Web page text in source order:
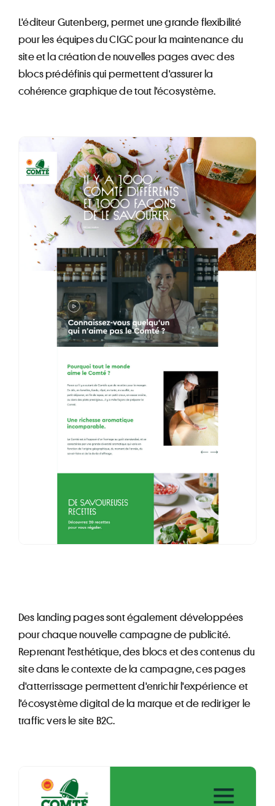
L'éditeur Gutenberg, permet une grande flexibilité
pour les équipes du CIGC pour la maintenance du
site et la création de nouvelles pages avec des
blocs prédéfinis qui permettent d'assurer la
cohérence graphique de tout l'écosystème.
Des landing pages sont également développées
pour chaque nouvelle campagne de publicité.
Reprenant l'esthétique, des blocs et des contenus du
site dans le contexte de la campagne, ces pages
d'atterrissage permettent d'enrichir l'expérience et
l'écosystème digital de la marque et de rediriger le
traffic vers le site B2C.